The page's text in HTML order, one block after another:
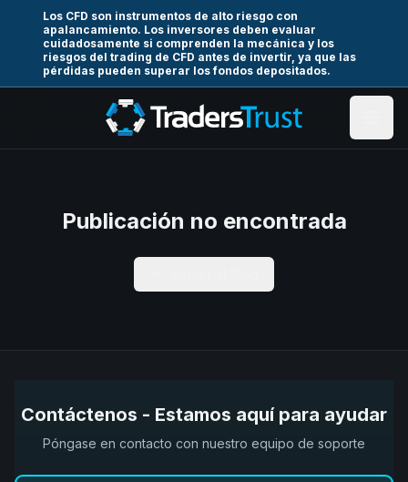
Los CFD son instrumentos de alto riesgo con
apalancamiento. Los inversores deben evaluar
cuidadosamente si comprenden la mecánica y los
riesgos del trading de CFD antes de invertir, ya que las
pérdidas pueden superar los fondos depositados.
Publicación no encontrada
Contáctenos - Estamos aquí para ayudar
Póngase en contacto con nuestro equipo de soporte